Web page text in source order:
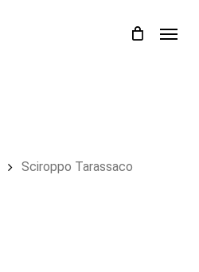
Close
Sciroppo Tarassaco